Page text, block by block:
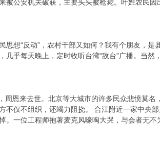
被公安机关破获，主要头头被枪毙。叶姓农民因
想“反动”，农村干部又如何？我有个朋友，是
几乎每天晚上，定时收听台湾“敌台”广播。当然
来去世。北京等大城市的许多民众悲愤莫名
不仅不组织，还竭力阻挠。 合江附近一家中央
。一位工程师抱著麦克风嚎啕大哭，与会者无不